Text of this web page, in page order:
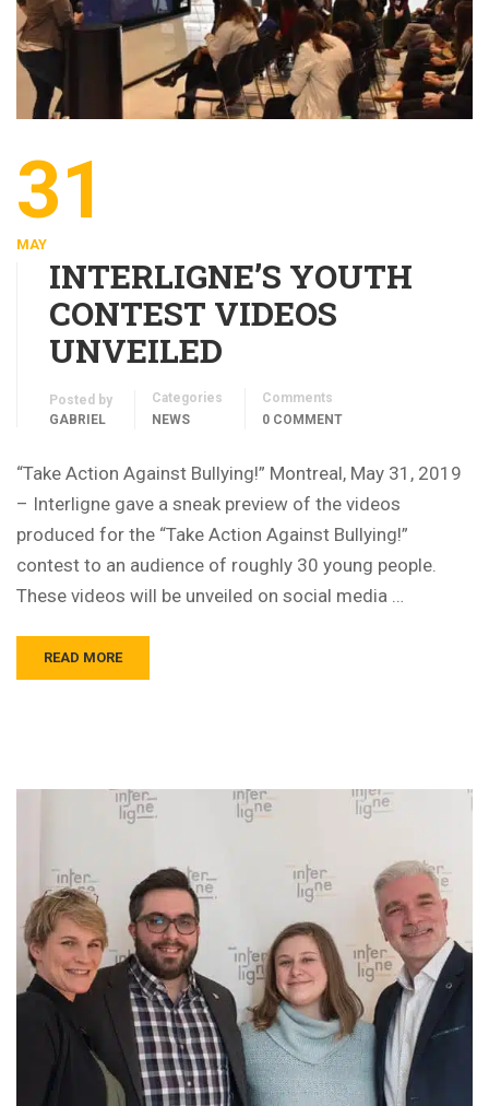
31
MAY
INTERLIGNE’S YOUTH
CONTEST VIDEOS
UNVEILED
Posted by
GABRIEL
Categories
NEWS
Comments
0 COMMENT
“Take Action Against Bullying!” Montreal, May 31, 2019
– Interligne gave a sneak preview of the videos
produced for the “Take Action Against Bullying!”
contest to an audience of roughly 30 young people.
These videos will be unveiled on social media …
READ MORE